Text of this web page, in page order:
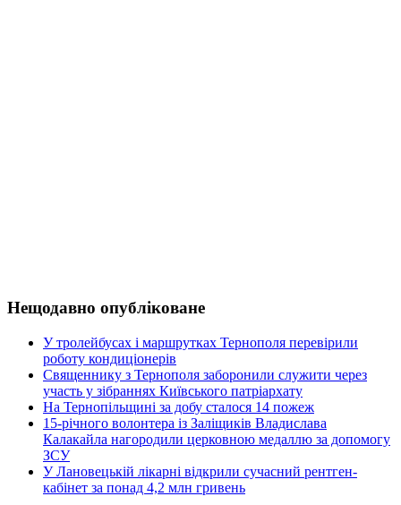
Нещодавно опубліковане
У тролейбусах і маршрутках Тернополя перевірили
роботу кондиціонерів
Священнику з Тернополя заборонили служити через
участь у зібраннях Київського патріархату
На Тернопільщині за добу сталося 14 пожеж
15-річного волонтера із Заліщиків Владислава
Калакайла нагородили церковною медаллю за допомогу
ЗСУ
У Лановецькій лікарні відкрили сучасний рентген-
кабінет за понад 4,2 млн гривень